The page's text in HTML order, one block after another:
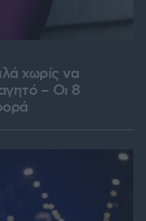
χωρίς να
– Οι 8